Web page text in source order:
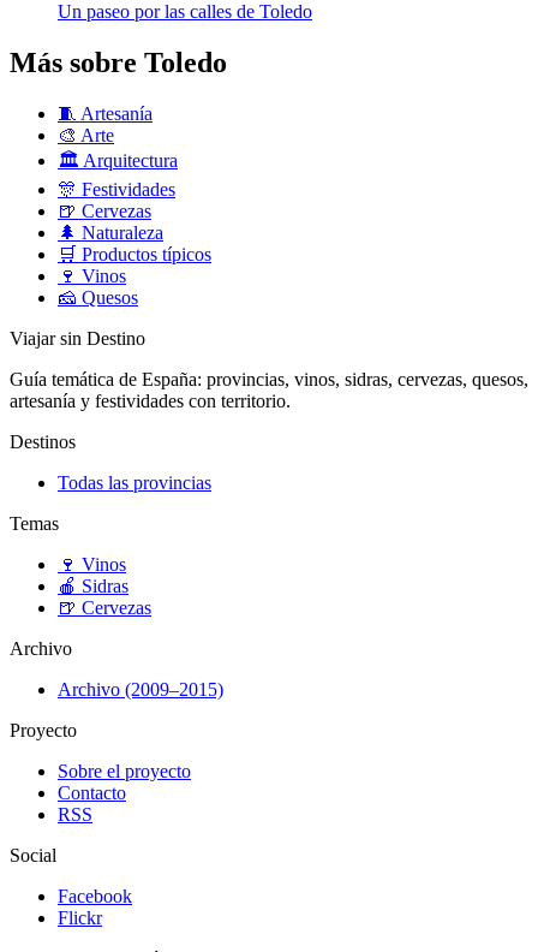
Un paseo por las calles de Toledo
Más sobre Toledo
🧵 Artesanía
🎨 Arte
🏛️ Arquitectura
🎊 Festividades
🍺 Cervezas
🌲 Naturaleza
🛒 Productos típicos
🍷 Vinos
🧀 Quesos
Viajar sin Destino
Guía temática de España: provincias, vinos, sidras, cervezas, quesos,
artesanía y festividades con territorio.
Destinos
Todas las provincias
Temas
🍷 Vinos
🍎 Sidras
🍺 Cervezas
Archivo
Archivo (2009–2015)
Proyecto
Sobre el proyecto
Contacto
RSS
Social
Facebook
Flickr